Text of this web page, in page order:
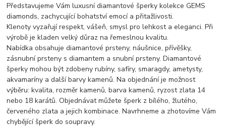
Představujeme Vám luxusní diamantové šperky kolekce GEMS
diamonds, zachycující bohatství emocí a přitažlivosti.
Klenoty vyzařují respekt, vášeň, smysl pro lehkost a eleganci. Při
výrobě je kladen velký důraz na řemeslnou kvalitu.
Nabídka obsahuje diamantové prsteny, náušnice, přívěšky,
zásnubní prsteny s diamantem a snubní prsteny. Diamantové
šperky mohou být zdobeny rubíny, safíry, smaragdy, ametysty,
akvamaríny a další barvy kamenů. Na objednání je možnost
výběru: kvalita, rozměr kamenů, barva kamenů, ryzost zlata 14
nebo 18 karátů. Objednávat můžete šperk z bílého, žlutého,
červeného zlata a jejich kombinace. Navrhneme a zhotovíme Vám
chybějící šperk do soupravy.